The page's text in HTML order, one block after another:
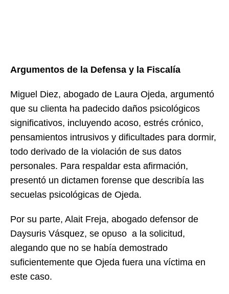
Argumentos de la Defensa y la Fiscalía
Miguel Diez, abogado de Laura Ojeda, argumentó
que su clienta ha padecido daños psicológicos
significativos, incluyendo acoso, estrés crónico,
pensamientos intrusivos y dificultades para dormir,
todo derivado de la violación de sus datos
personales. Para respaldar esta afirmación,
presentó un dictamen forense que describía las
secuelas psicológicas de Ojeda.
Por su parte, Alait Freja, abogado defensor de
Daysuris Vásquez, se opuso a la solicitud,
alegando que no se había demostrado
suficientemente que Ojeda fuera una víctima en
este caso.